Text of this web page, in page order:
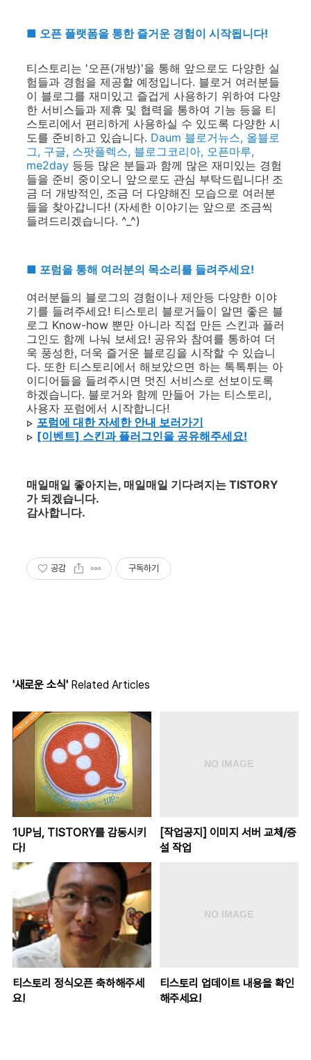
■ 오픈 플랫폼을 통한 즐거운 경험이 시작됩니다!
티스토리는 '오픈(개방)'을 통해 앞으로도 다양한 실
험들과 경험을 제공할 예정입니다. 블로거 여러분들
이 블로그를 재미있고 즐겁게 사용하기 위하여 다양
한 서비스들과 제휴 및 협력을 통하여 기능 등을 티
스토리에서 편리하게 사용하실 수 있도록 다양한 시
도를 준비하고 있습니다. Daum 블로거뉴스, 올블로
그, 구글, 스팟플렉스, 블로그코리아, 오픈마루,
me2day 등등 많은 분들과 함께 많은 재미있는 경험
들을 준비 중이오니 앞으로도 관심 부탁드립니다! 조
금 더 개방적인, 조금 더 다양해진 모습으로 여러분
들을 찾아갑니다! (자세한 이야기는 앞으로 조금씩
들려드리겠습니다. ^_^)
■ 포럼을 통해 여러분의 목소리를 들려주세요!
여러분들의 블로그의 경험이나 제안등 다양한 이야
기를 들려주세요! 티스토리 블로거들이 알면 좋은 블
로그 Know-how 뿐만 아니라 직접 만든 스킨과 플러
그인도 함께 나눠 보세요! 공유와 참여를 통하여 더
욱 풍성한, 더욱 즐거운 블로깅을 시작할 수 있습니
다. 또한 티스토리에서 해보았으면 하는 톡톡튀는 아
이디어들을 들려주시면 멋진 서비스로 선보이도록
하겠습니다. 블로거와 함께 만들어 가는 티스토리,
사용자 포럼에서 시작합니다!
▷ 포럼에 대한 자세한 안내 보러가기
▷ [이벤트] 스킨과 플러그인을 공유해주세요!
매일매일 좋아지는, 매일매일 기다려지는 TISTORY
가 되겠습니다.
감사합니다.
공감 구독하기
'새로운 소식' Related Articles
1UP님, TISTORY를 감동시키
다!
[작업공지] 이미지 서버 교체/증
설 작업
티스토리 정식오픈 축하해주세
요!
티스토리 업데이트 내용을 확인
해주세요!